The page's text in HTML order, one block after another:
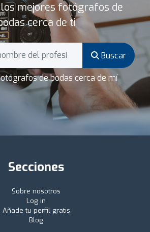
mejores fotógrafos de
cerca de ti
Buscar
de bodas cerca de mí
Secciones
Sobre nosotros
Log in
Añade tu perfil gratis
Blog